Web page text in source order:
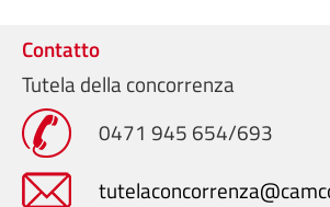
Contatto
Tutela della concorrenza
0471 945 654/693